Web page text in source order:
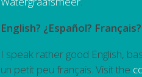
English? ¿Español? Français?
I speak rather good English,
un petit peu français. Visit the